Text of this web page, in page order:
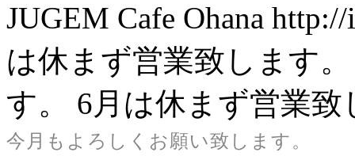
JUGEM Cafe Ohana http://
は休まず営業致します
す。 6月は休まず営業致
今月もよろしくお願い致します。